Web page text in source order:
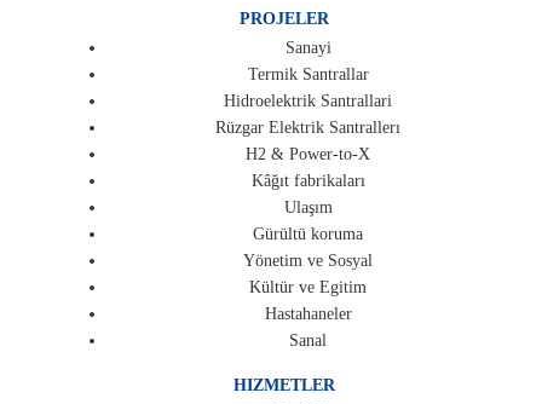
PROJELER
Sanayi
Termik Santrallar
Hidroelektrik Santrallari
Rüzgar Elektrik Santrallerı
H2 & Power-to-X
Kâğıt fabrikaları
Ulaşım
Gürültü koruma
Yönetim ve Sosyal
Kültür ve Egitim
Hastahaneler
Sanal
HIZMETLER